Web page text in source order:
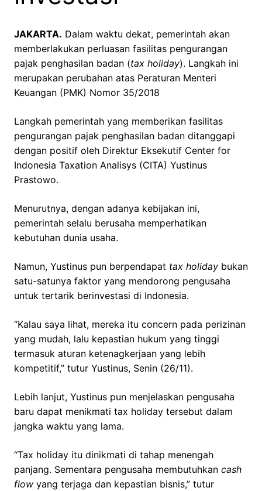
JAKARTA. Dalam waktu dekat, pemerintah akan
memberlakukan perluasan fasilitas pengurangan
pajak penghasilan badan (tax holiday). Langkah ini
merupakan perubahan atas Peraturan Menteri
Keuangan (PMK) Nomor 35/2018
Langkah pemerintah yang memberikan fasilitas
pengurangan pajak penghasilan badan ditanggapi
dengan positif oleh Direktur Eksekutif Center for
Indonesia Taxation Analisys (CITA) Yustinus
Prastowo.
Menurutnya, dengan adanya kebijakan ini,
pemerintah selalu berusaha memperhatikan
kebutuhan dunia usaha.
Namun, Yustinus pun berpendapat tax holiday bukan
satu-satunya faktor yang mendorong pengusaha
untuk tertarik berinvestasi di Indonesia.
“Kalau saya lihat, mereka itu concern pada perizinan
yang mudah, lalu kepastian hukum yang tinggi
termasuk aturan ketenagkerjaan yang lebih
kompetitif,” tutur Yustinus, Senin (26/11).
Lebih lanjut, Yustinus pun menjelaskan pengusaha
baru dapat menikmati tax holiday tersebut dalam
jangka waktu yang lama.
“Tax holiday itu dinikmati di tahap menengah
panjang. Sementara pengusaha membutuhkan cash
flow yang terjaga dan kepastian bisnis,” tutur